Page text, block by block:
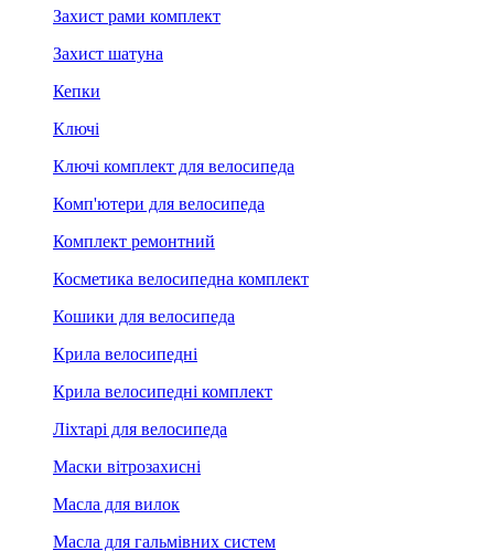
Захист рами комплект
Захист шатуна
Кепки
Ключі
Ключі комплект для велосипеда
Комп'ютери для велосипеда
Комплект ремонтний
Косметика велосипедна комплект
Кошики для велосипеда
Крила велосипедні
Крила велосипедні комплект
Ліхтарі для велосипеда
Маски вітрозахисні
Масла для вилок
Масла для гальмівних систем